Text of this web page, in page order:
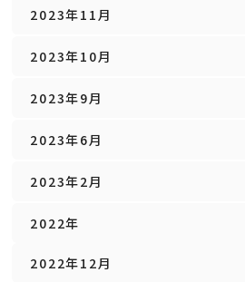
2023年11月
2023年10月
2023年9月
2023年6月
2023年2月
2022年
2022年12月